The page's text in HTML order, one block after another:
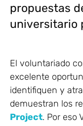
propuestas
universitario
El voluntariado
excelente
identifiquen y
demuestran los
Project. Por eso